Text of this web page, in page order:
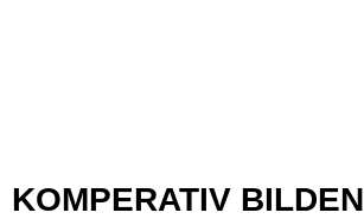
KOMPERATIV BILDEN